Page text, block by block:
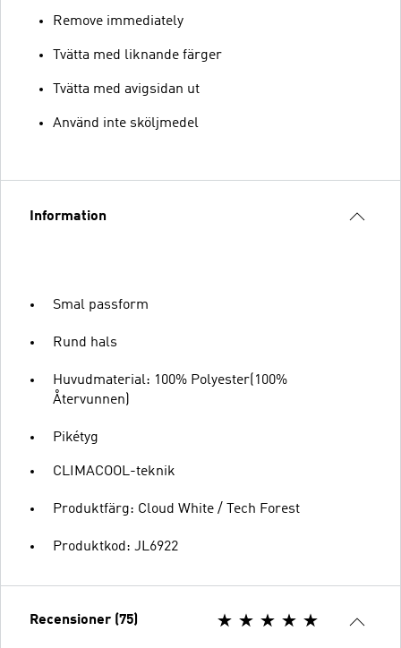
Remove immediately
Tvätta med liknande färger
Tvätta med avigsidan ut
Använd inte sköljmedel
Information
Smal passform
Rund hals
Huvudmaterial: 100% Polyester(100%
Återvunnen)
Pikétyg
CLIMACOOL-teknik
Produktfärg: Cloud White / Tech Forest
Produktkod: JL6922
Recensioner (75)